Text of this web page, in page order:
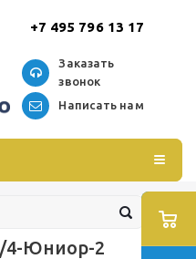
+7 495 796 13 17
Заказать
звонок
Написать нам
4-Юниор-2